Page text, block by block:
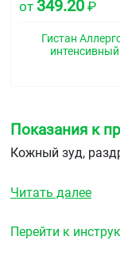
от 349.20 ₽
Гистан
Показания к
Кожный зуд,
Читать далее
Перейти к